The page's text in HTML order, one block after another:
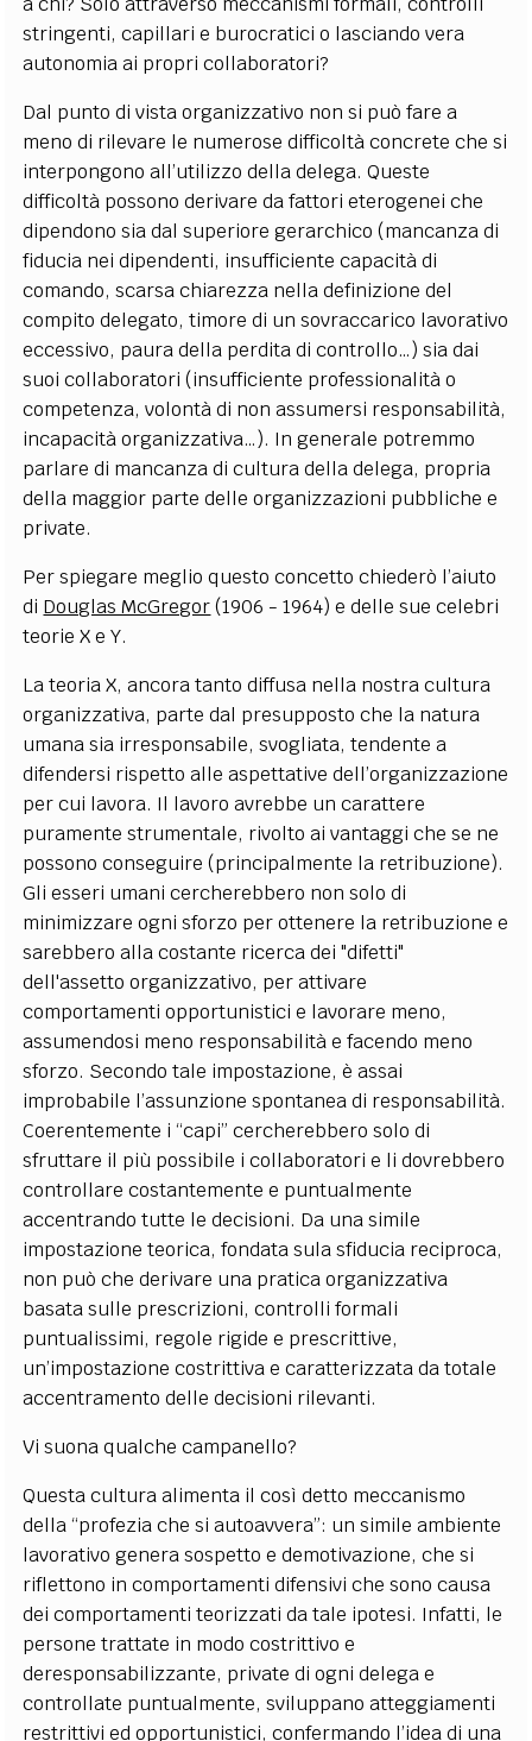
stringenti, capillari e burocratici o lasciando vera
autonomia ai propri collaboratori?
Dal punto di vista organizzativo non si può fare a
meno di rilevare le numerose difficoltà concrete che si
interpongono all’utilizzo della delega. Queste
difficoltà possono derivare da fattori eterogenei che
dipendono sia dal superiore gerarchico (mancanza di
fiducia nei dipendenti, insufficiente capacità di
comando, scarsa chiarezza nella definizione del
compito delegato, timore di un sovraccarico lavorativo
eccessivo, paura della perdita di controllo…) sia dai
suoi collaboratori (insufficiente professionalità o
competenza, volontà di non assumersi responsabilità,
incapacità organizzativa…). In generale potremmo
parlare di mancanza di cultura della delega, propria
della maggior parte delle organizzazioni pubbliche e
private.
Per spiegare meglio questo concetto chiederò l’aiuto
di Douglas McGregor(1906 - 1964) e delle sue celebri
teorie X e Y.
La teoria X, ancora tanto diffusa nella nostra cultura
organizzativa, parte dal presupposto che la natura
umana sia irresponsabile, svogliata, tendente a
difendersi rispetto alle aspettative dell’organizzazione
per cui lavora. Il lavoro avrebbe un carattere
puramente strumentale, rivolto ai vantaggi che se ne
possono conseguire (principalmente la retribuzione).
Gli esseri umani cercherebbero non solo di
minimizzare ogni sforzo per ottenere la retribuzione e
sarebbero alla costante ricerca dei "difetti"
dell'assetto organizzativo, per attivare
comportamenti opportunistici e lavorare meno,
assumendosi meno responsabilità e facendo meno
sforzo. Secondo tale impostazione, è assai
improbabile l’assunzione spontanea di responsabilità.
Coerentemente i “capi” cercherebbero solo di
sfruttare il più possibile i collaboratori e li dovrebbero
controllare costantemente e puntualmente
accentrando tutte le decisioni. Da una simile
impostazione teorica, fondata sula sfiducia reciproca,
non può che derivare una pratica organizzativa
basata sulle prescrizioni, controlli formali
puntualissimi, regole rigide e prescrittive,
un’impostazione costrittiva e caratterizzata da totale
accentramento delle decisioni rilevanti.
Vi suona qualche campanello?
Questa cultura alimenta il così detto meccanismo
della “profezia che si autoavvera”: un simile ambiente
lavorativo genera sospetto e demotivazione, che si
riflettono in comportamenti difensivi che sono causa
dei comportamenti teorizzati da tale ipotesi. Infatti, le
persone trattate in modo costrittivo e
deresponsabilizzante, private di ogni delega e
controllate puntualmente, sviluppano atteggiamenti
restrittivi ed opportunistici, confermando l’idea di una